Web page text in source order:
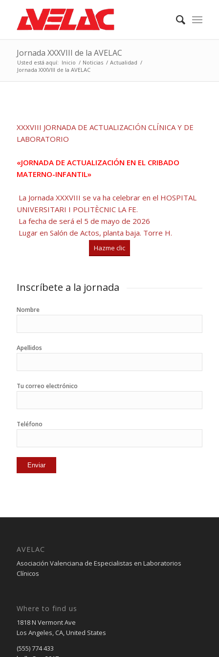
Jornada XXXVIII de la AVELAC
Usted está aquí: Inicio / Noticias / Actualidad /
Jornada XXXVIII de la AVELAC
XXXVIII JORNADA DE ACTUALIZACIÓN CLÍNICA Y DE
LABORATORIO
«JORNADA DE ACTUALIZACIÓN EN EL CRIBADO
MATERNO-INFANTIL»
La Jornada XXXVIII se va ha celebrar en el HOSPITAL
UNIVERSITARI I POLITÈCNIC LA FE.
La fecha de será el 5 de mayo de 2026
Lugar en Salón de Actos, planta baja. Torre H.
Hazme clic
Inscríbete a la jornada
Nombre
Apellidos
Tu correo electrónico
Teléfono
AVELAC
Asociación Valenciana de Especialistas en Laboratorios
Clínicos
Where to find us
1818 N Vermont Ave
Los Angeles, CA, United States
(555) 774 433